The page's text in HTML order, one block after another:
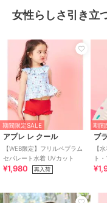
女性らしさ引き立
期間限定SALE
アプレ レ クール
【WEB限定】フリルペプラム
セパレート水着 UVカット
¥1,980 再入荷
期間
ブ
【
ト